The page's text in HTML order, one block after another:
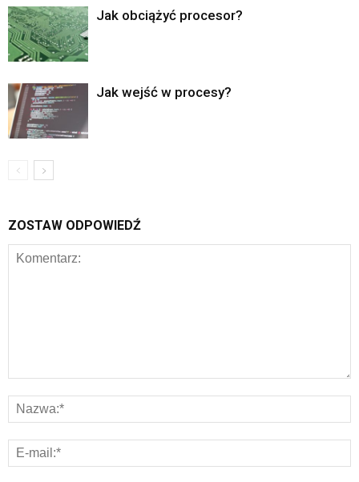
Jak obciążyć procesor?
Jak wejść w procesy?
ZOSTAW ODPOWIEDŹ